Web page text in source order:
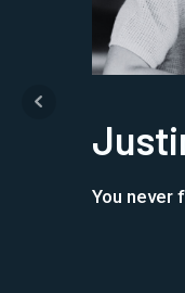
You never